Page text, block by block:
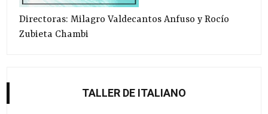
Directoras: Milagro Valdecantos Anfuso y Rocío
Zubieta Chambi
TALLER DE ITALIANO